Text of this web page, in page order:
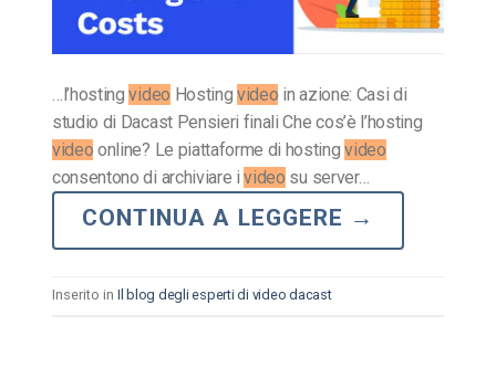
…l’hostingvideo Hostingvideo in azione: Casi di
studio di Dacast Pensieri finali Che cos’è l’hosting
video online? Le piattaforme di hostingvideo
consentono di archiviare ivideo su server…
CONTINUA A LEGGERE →
Inserito in Il blog degli esperti di video dacast